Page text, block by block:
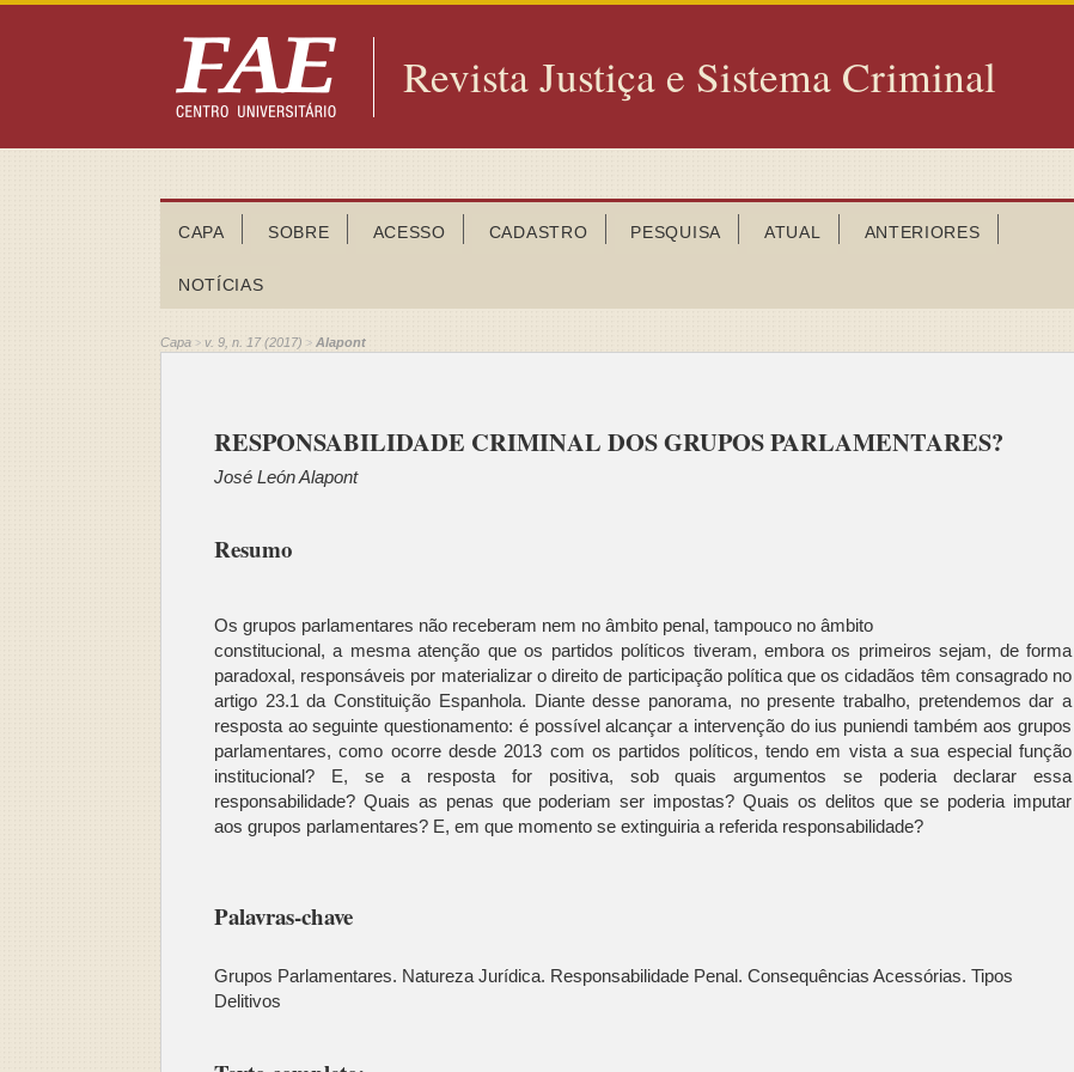
Revista Justiça e Sistema Criminal
CAPA SOBRE ACESSO CADASTRO PESQUISA ATUAL ANTERIORES
NOTÍCIAS
Capa >v. 9, n. 17 (2017) >Alapont
RESPONSABILIDADE CRIMINAL DOS GRUPOS PARLAMENTARES?
José León Alapont
Resumo
Os grupos parlamentares não receberam nem no âmbito penal, tampouco no âmbito
constitucional, a mesma atenção que os partidos políticos tiveram, embora os primeiros sejam, de forma
paradoxal, responsáveis por materializar o direito de participação política que os cidadãos têm consagrado no
artigo 23.1 da Constituição Espanhola. Diante desse panorama, no presente trabalho, pretendemos dar a
resposta ao seguinte questionamento: é possível alcançar a intervenção do ius puniendi também aos grupos
parlamentares, como ocorre desde 2013 com os partidos políticos, tendo em vista a sua especial função
institucional? E, se a resposta for positiva, sob quais argumentos se poderia declarar essa
responsabilidade? Quais as penas que poderiam ser impostas? Quais os delitos que se poderia imputar
aos grupos parlamentares? E, em que momento se extinguiria a referida responsabilidade?
Palavras-chave
Grupos Parlamentares. Natureza Jurídica. Responsabilidade Penal. Consequências Acessórias. Tipos
Delitivos